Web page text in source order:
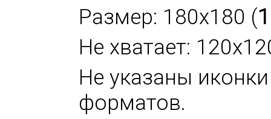
Размер: 180x180 (
Не хватает:
Не указаны
форматов.